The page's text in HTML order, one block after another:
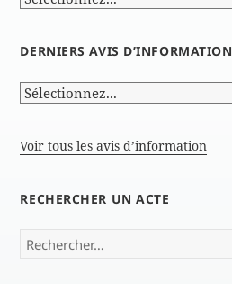
DERNIERS AVIS D’INFORMATION
Voir tous les avis d’information
RECHERCHER UN ACTE
Rechercher :